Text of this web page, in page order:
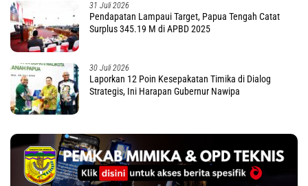
31 Juli 2026
Pendapatan Lampaui Target, Papua Tengah Catat
Surplus 345.19 M di APBD 2025
30 Juli 2026
Laporkan 12 Poin Kesepakatan Timika di Dialog
Strategis, Ini Harapan Gubernur Nawipa